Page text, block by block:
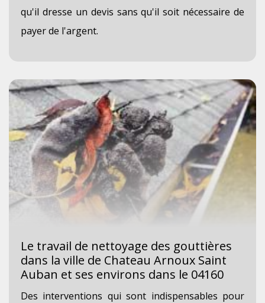
qu'il dresse un devis sans qu'il soit nécessaire de
payer de l'argent.
Le travail de nettoyage des gouttières
dans la ville de Chateau Arnoux Saint
Auban et ses environs dans le 04160
Des interventions qui sont indispensables pour